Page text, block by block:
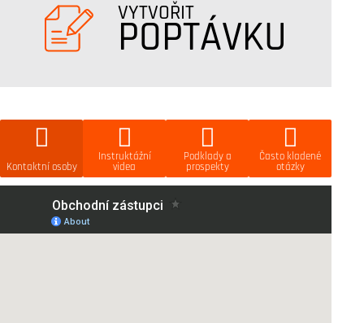
VYTVOŘIT
POPTÁVKU
Kontaktní osoby
Instruktážní
videa
Podklady a
prospekty
Často kladené
otázky